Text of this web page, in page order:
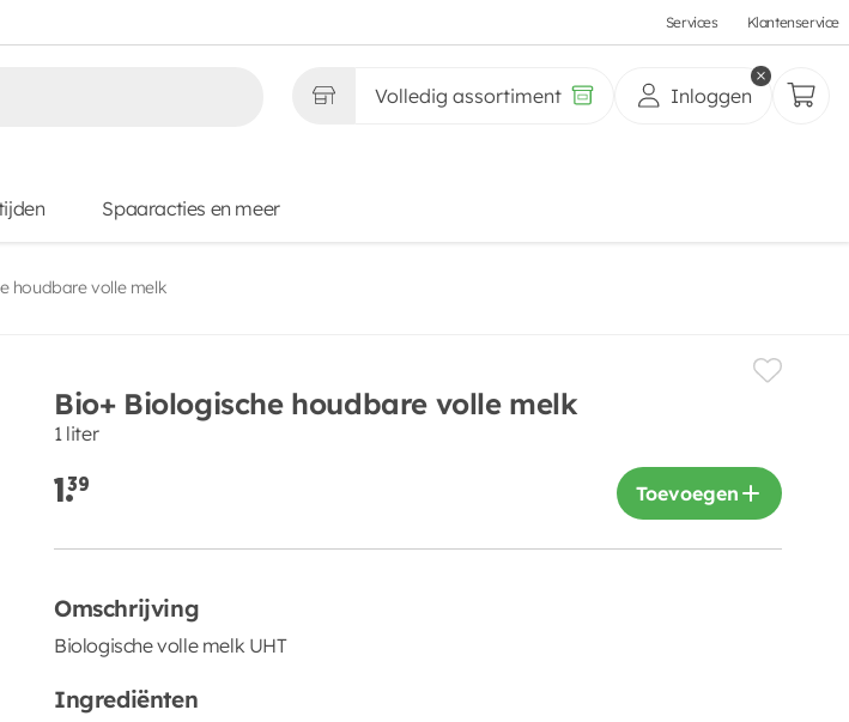
Services Klantenservice
Volledig assortiment Inloggen
Spaaracties en meer
houdbare volle melk
Bio+ Biologische houdbare volle melk
1 liter
1.39 Toevoegen
Omschrijving
Biologische volle melk UHT
Ingrediënten